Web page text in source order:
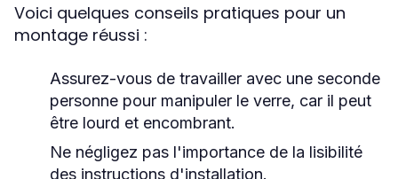
Voici quelques conseils pratiques pour un
montage réussi :
Assurez-vous de travailler avec une seconde
personne pour manipuler le verre, car il peut
être lourd et encombrant.
Ne négligez pas l'importance de la lisibilité
des instructions d'installation.